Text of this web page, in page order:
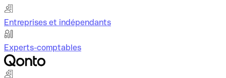
Entreprises et indépendants
Experts-comptables